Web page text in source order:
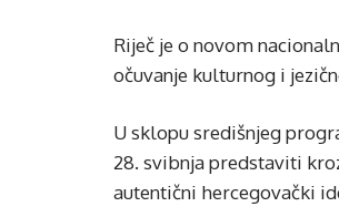
Riječ je o novom
očuvanje kulturnog i
U sklopu središnjeg
28. svibnja predstaviti
autentični hercegovački